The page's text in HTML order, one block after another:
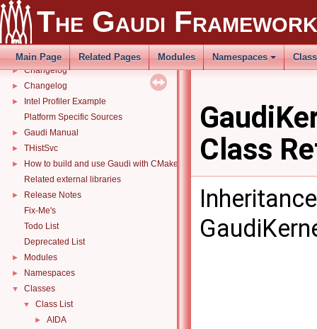
The Gaudi Framework
Main Page Related Pages Modules Namespaces
▼
The Gaudi Framework
Gaudi Software Framework
► Changelog
► Changelog
►
Intel Profiler Example
Platform Specific Sources
► Gaudi Manual
► THistSvc
►
How to build and use Gaudi with CMake
Related external libraries
►
Release Notes
Fix-Me's
Todo List
Deprecated List
► Modules
► Namespaces
▼ Classes
▼ Class List
► AIDA
Class